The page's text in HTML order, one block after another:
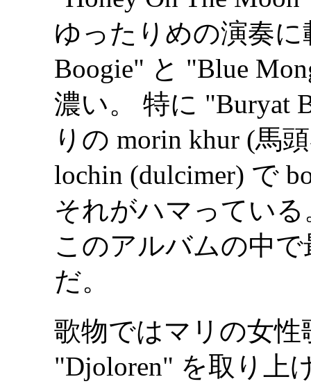
ゆったりめの演奏
Boogie" と "Blue
濃い。 特に "Buryat
りの morin khur (馬
lochin (dulcimer) で
それがハマってい
このアルバムの中
だ。
歌物ではマリの女性
"Djoloren" を取り上